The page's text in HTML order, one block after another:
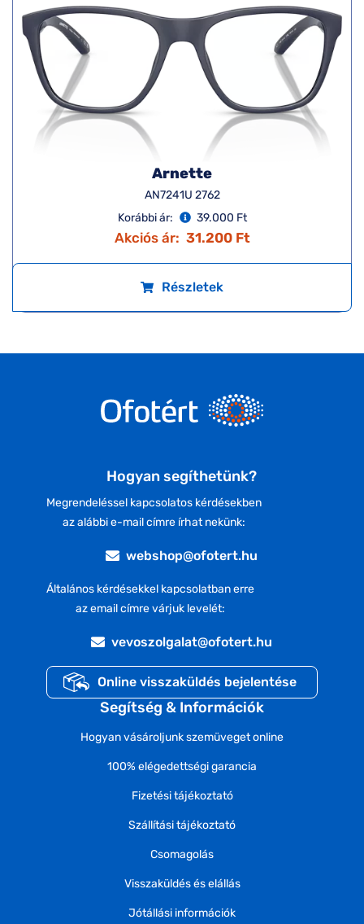
Arnette
AN7241U 2762
Korábbi ár:
39.000 Ft
Akciós ár: 31.200 Ft
Részletek
Hogyan segíthetünk?
Megrendeléssel kapcsolatos kérdésekben
az alábbi e-mail címre írhat nekünk:
webshop@ofotert.hu
Általános kérdésekkel kapcsolatban erre
az email címre várjuk levelét:
vevoszolgalat@ofotert.hu
Online visszaküldés bejelentése
Segítség & Információk
Hogyan vásároljunk szemüveget online
100% elégedettségi garancia
Fizetési tájékoztató
Szállítási tájékoztató
Csomagolás
Visszaküldés és elállás
Jótállási információk